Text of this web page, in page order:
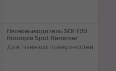
Пятновыводитель SOFT99
Roompia Spot Remover
Для тканевых поверхностей